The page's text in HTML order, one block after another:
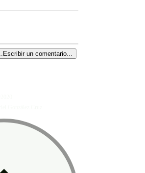
Escribir un comentario...